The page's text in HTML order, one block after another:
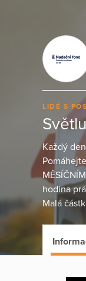
LIDÉ S
Každý
hodina
Malá